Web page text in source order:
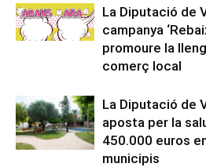
La Diputació de
campanya
promoure la
comerç local
La Diputació de
aposta per la
450.000 euros
municipis